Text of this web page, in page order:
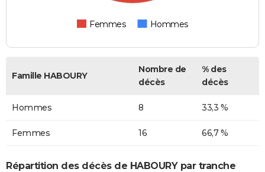
Femmes Hommes
Famille HABOURY
Nombre de
décès
% des
décès
Hommes 8 33,3 %
Femmes 16 66,7 %
Répartition des décès de HABOURY par tranche